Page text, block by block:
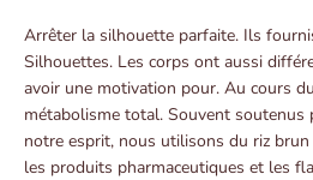
Arrêter la silhouette parfaite. Ils
Silhouettes. Les corps ont aussi
avoir une motivation pour. Au cours
métabolisme total. Souvent soutenus
notre esprit, nous utilisons du riz
les produits pharmaceutiques et les